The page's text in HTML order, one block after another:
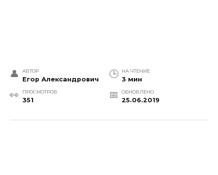
АВТОР
Егор Александрович
НА ЧТЕНИЕ
3 мин
ПРОСМОТРОВ
351
ОБНОВЛЕНО
25.06.2019